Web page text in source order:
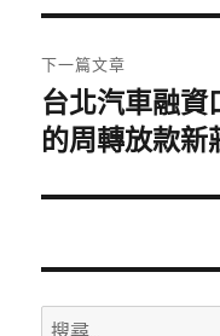
覽
文
章:
下一篇文章
下
一
文
台北汽車融資
的周轉放款新
搜